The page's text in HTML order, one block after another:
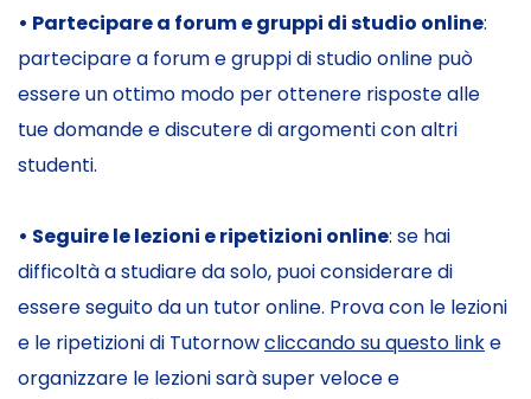
• Partecipare a forum e gruppi di studio online:
partecipare a forum e gruppi di studio online può
essere un ottimo modo per ottenere risposte alle
tue domande e discutere di argomenti con altri
studenti.
• Seguire le lezioni e ripetizioni online: se hai
difficoltà a studiare da solo, puoi considerare di
essere seguito da un tutor online. Prova con le lezioni
e le ripetizioni di Tutornowcliccando su questo linke
organizzare le lezioni sarà super veloce e